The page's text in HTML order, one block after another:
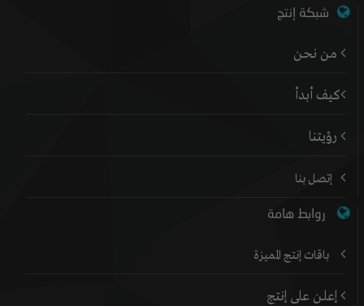
شبكة إنتج
من نحن
كيف أبدأ
رؤيتنا
إتصل بنا
روابط هامة
باقات إنتج المميزة
إعلن على إنتج